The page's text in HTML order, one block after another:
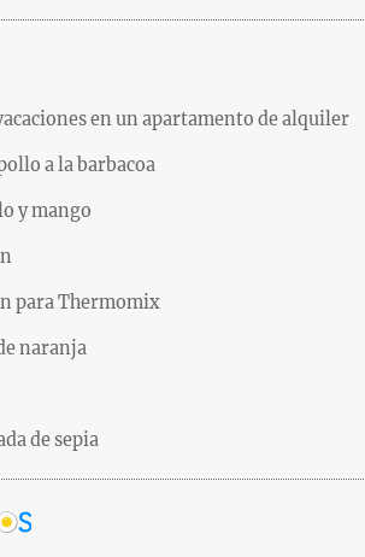
en un apartamento de alquiler
a la barbacoa
y mango
para Thermomix
naranja
de sepia